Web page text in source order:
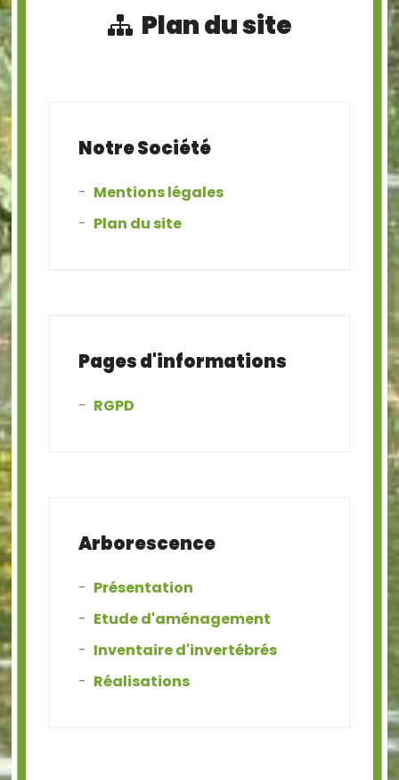
Plan du site
Notre Société
Mentions légales
Plan du site
Pages d'informations
RGPD
Arborescence
Présentation
Etude d'aménagement
Inventaire d'invertébrés
Réalisations